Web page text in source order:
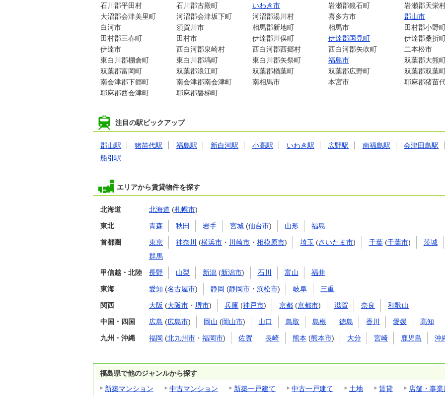
石川郡平田村
石川郡古殿町 いわき市 岩瀬郡鏡石町
岩瀬郡天栄
大沼郡会津美里町
河沼郡会津坂下町 河沼郡湯川村 喜多方市
郡山市
白河市
須賀川市 相馬郡新地町 相馬市
田村郡小野
田村郡三春町
田村市 伊達郡川俣町 伊達郡国見町
伊達郡桑折
伊達市
西白河郡泉崎村 西白河郡西郷村 西白河郡矢吹町
二本松市
東白川郡棚倉町
東白川郡塙町 東白川郡矢祭町 福島市
双葉郡大熊
双葉郡富岡町
双葉郡浪江町 双葉郡楢葉町 双葉郡広野町
双葉郡双葉
南会津郡下郷町
南会津郡南会津町 南相馬市 本宮市
耶麻郡猪苗
耶麻郡西会津町
耶麻郡磐梯町
注目の駅ピックアップ
郡山駅 猪苗代駅 福島駅 新白河駅 小高駅 いわき駅 広野駅 南福島駅
会津田島駅
船引駅
エリアから賃貸物件を探す
北海道 北海道 (札幌市)
東北 青森 秋田 岩手 宮城(仙台市) 山形 福島
首都圏 東京 神奈川 (横浜市 ・ 川崎市 ・相模原市) 埼玉 (さいたま市) 千葉(千葉市) 茨城
群馬
甲信越・北陸 長野 山梨 新潟 (新潟市) 石川 富山 福井
東海 愛知 (名古屋市) 静岡 (静岡市 ・浜松市) 岐阜 三重
関西 大阪 (大阪市 ・ 堺市) 兵庫 (神戸市) 京都 (京都市) 滋賀 奈良 和歌山
中国・四国 広島 (広島市) 岡山 (岡山市) 山口 鳥取 島根 徳島 香川 愛媛 高知
九州・沖縄 福岡 (北九州市 ・ 福岡市) 佐賀 長崎 熊本 (熊本市) 大分 宮崎 鹿児島 沖
福島県で他のジャンルから探す
新築マンション
中古マンション 新築一戸建て 中古一戸建て 土地 賃貸
店舗・事業